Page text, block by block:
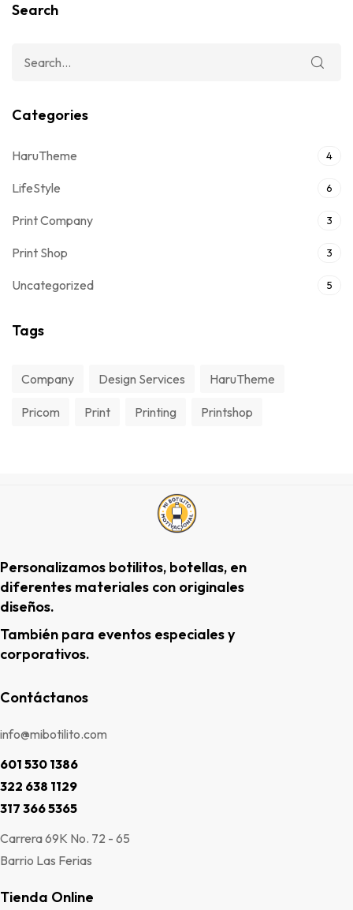
Search
Categories
HaruTheme 4
LifeStyle 6
Print Company 3
Print Shop 3
Uncategorized 5
Tags
Company Design Services HaruTheme
Pricom Print Printing Printshop
Personalizamos botilitos, botellas, en
diferentes materiales con originales
diseños.
También para eventos especiales y
corporativos.
Contáctanos
info@mibotilito.com
601 530 1386
322 638 1129
317 366 5365
Carrera 69K No. 72 - 65
Barrio Las Ferias
Tienda Online